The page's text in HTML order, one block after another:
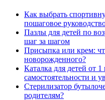
Как выбрать
пошаговое
Пазлы для детей по
шаг за шагом
Присыпка или крем:
новорожденного?
Каталка для детей от
самостоятельности и
Стерилизатор
родителям?